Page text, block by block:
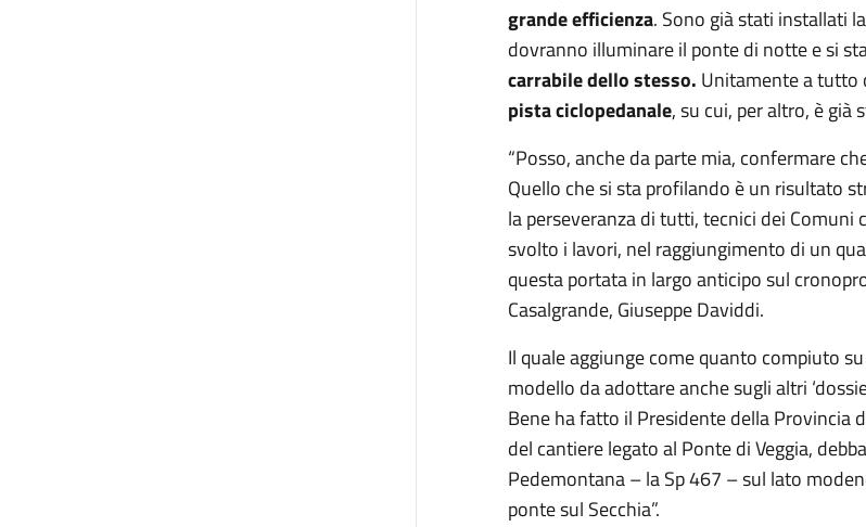
grande efficienza. Sono già stati installati
dovranno illuminare il ponte di notte e si
carrabile dello stesso. Unitamente a tutto
pista ciclopedanale, su cui, per altro, è già
“Posso, anche da parte mia, confermare
Quello che si sta profilando è un risultato
la perseveranza di tutti, tecnici dei
svolto i lavori, nel raggiungimento di un
questa portata in largo anticipo sul
Casalgrande, Giuseppe Daviddi.
Il quale aggiunge come quanto compiuto
modello da adottare anche sugli altri
Bene ha fatto il Presidente della Provincia
del cantiere legato al Ponte di Veggia,
Pedemontana – la Sp 467 – sul lato
ponte sul Secchia”.